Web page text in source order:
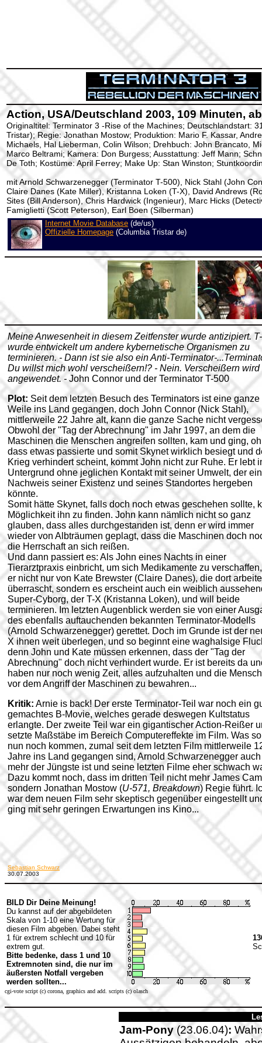
Action, USA/Deutschland 2003, 109 Minuten,
Originaltitel: Terminator 3 -Rise of the Machines; Deutschlandstart:
Tristar); Regie: Jonathan Mostow; Produktion: Mario F. Kassar,
Michaels, Hal Lieberman, Colin Wilson; Drehbuch: John Brancato,
Marco Beltrami; Kamera: Don Burgess; Ausstattung: Jeff Mann;
De Toth; Kostüme: April Ferrey; Make Up: Stan Winston;
mit Arnold Schwarzenegger (Terminator T-500), Nick Stahl (John
Claire Danes (Kate Miller), Kristanna Loken (T-X), David Andrews
Sites (Bill Anderson), Chris Hardwick (Ingenieur), Marc Hicks
Famiglietti (Scott Peterson), Earl Boen (Silberman)
Internet Movie Database (de/us)
Offizielle Homepage (Columbia Tristar de)
Meine Anwesenheit in diesem Zeitfenster wurde antizipiert.
wurde entwickelt um andere kybernetische Organismen zu
terminieren. - Dann ist sie also ein Anti-Terminator-
Du willst mich wohl verscheißern!? - Nein. Verscheißern wird
angewendet. - John Connor und der Terminator T-500
Plot: Seit dem letzten Besuch des Terminators ist eine ganze
Weile ins Land gegangen, doch John Connor (Nick Stahl),
mittlerweile 22 Jahre alt, kann die ganze Sache nicht
Obwohl der "Tag der Abrechnung" im Jahr 1997, an dem die
Maschinen die Menschen angreifen sollten, kam und ging,
dass etwas passierte und somit Skynet wirklich besiegt und
Krieg verhindert scheint, kommt John nicht zur Ruhe. Er lebt
Untergrund ohne jeglichen Kontakt mit seiner Umwelt, der
Nachweis seiner Existenz und seines Standortes hergeben
könnte.
Somit hätte Skynet, falls doch noch etwas geschehen sollte,
Möglichkeit ihn zu finden. John kann nämlich nicht so ganz
glauben, dass alles durchgestanden ist, denn er wird immer
wieder von Albträumen geplagt, dass die Maschinen doch
die Herrschaft an sich reißen.
Und dann passiert es: Als John eines Nachts in einer
Tierarztpraxis einbricht, um sich Medikamente zu
er nicht nur von Kate Brewster (Claire Danes), die dort
überrascht, sondern es erscheint auch ein weiblich
Super-Cyborg, der T-X (Kristanna Loken), und will beide
terminieren. Im letzten Augenblick werden sie von einer
des ebenfalls auftauchenden bekannten Terminator-Modells
(Arnold Schwarzenegger) gerettet. Doch im Grunde ist der
X ihnen weit überlegen, und so beginnt eine waghalsige
denn John und Kate müssen erkennen, dass der "Tag der
Abrechnung" doch nicht verhindert wurde. Er ist bereits da
haben nur noch wenig Zeit, alles aufzuhalten und die
vor dem Angriff der Maschinen zu bewahren...
Kritik: Arnie is back! Der erste Terminator-Teil war noch ein
gemachtes B-Movie, welches gerade deswegen Kultstatus
erlangte. Der zweite Teil war ein gigantischer Action-Reißer
setzte Maßstäbe im Bereich Computereffekte im Film. Was
nun noch kommen, zumal seit dem letzten Film mittlerweile
Jahre ins Land gegangen sind, Arnold Schwarzenegger
mehr der Jüngste ist und seine letzten Filme eher schwach
Dazu kommt noch, dass im dritten Teil nicht mehr James
sondern Jonathan Mostow (U-571, Breakdown) Regie führt.
war dem neuen Film sehr skeptisch gegenüber eingestellt
ging mit sehr geringen Erwartungen ins Kino...
Sebastian Schwarz
30.07.2003
BILD Dir Deine Meinung!
Du kannst auf der abgebildeten
Skala von 1-10 eine Wertung für
diesen Film abgeben. Dabei steht
1 für extrem schlecht und 10 für
extrem gut.
Bitte bedenke, dass 1 und 10
Extremnoten sind, die nur im
äußersten Notfall vergeben
werden sollten...
cgi-vote script (c) corona, graphics and add. scripts (c) olasch
Jam-Pony (23.06.04):